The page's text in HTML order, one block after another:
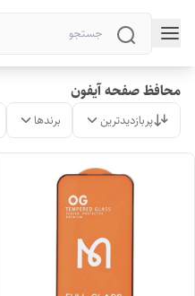
محافظ صفحه آیفون
پربازدیدترین برندها